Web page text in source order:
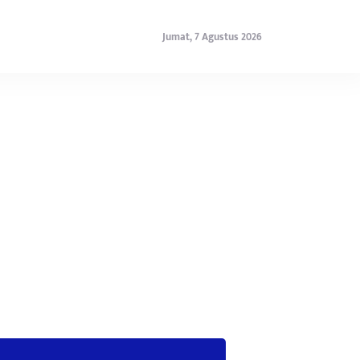
Jumat, 7 Agustus 2026